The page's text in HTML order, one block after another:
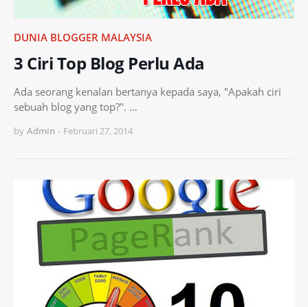
DUNIA BLOGGER MALAYSIA
3 Ciri Top Blog Perlu Ada
Ada seorang kenalan bertanya kepada saya, "Apakah ciri
sebuah blog yang top?". …
by Admin - Februari 27, 2014